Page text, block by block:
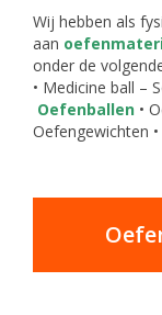
Wij hebben als
aan
onder de
• Medicine ball –
Oefenballen •
Oefengewichten